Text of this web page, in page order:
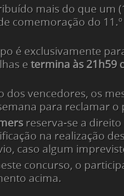
mais do que um
comemoração do
é exclusivamente
e termina às 21h59
dos vencedores, os
para reclamar o
reserva-se a
na realização
caso algum
concurso, o
acima.